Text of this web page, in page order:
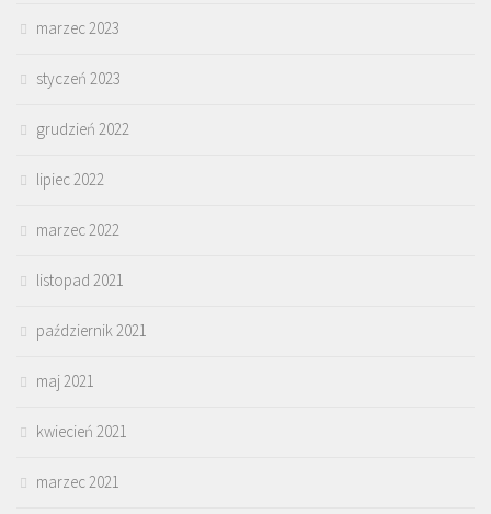
marzec 2023
styczeń 2023
grudzień 2022
lipiec 2022
marzec 2022
listopad 2021
październik 2021
maj 2021
kwiecień 2021
marzec 2021